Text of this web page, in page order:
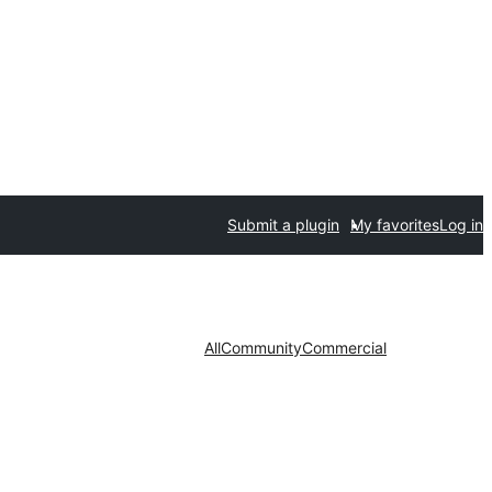
Submit a plugin My favoritesLog in
AllCommunityCommercial